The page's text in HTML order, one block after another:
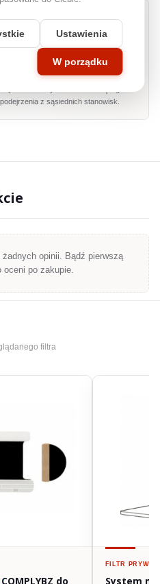
widoczność ekranu dla osób
obraz na wprost. Dzięki temu poufne
z sąsiednich stanowisk.
opinii. Bądź pierwszą
oceni po zakupie.
filtra
COMPLYBZ do
FILTR
System
Ustawienia
W porządku